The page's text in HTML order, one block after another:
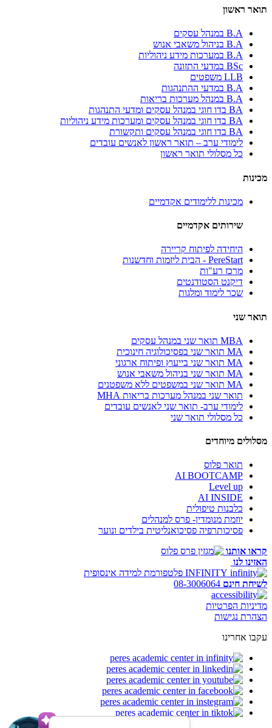
תואר ראשון
B.A במנהל עסקים
B.A בניהול משאבי אנוש
B.A במערכות מידע ניהוליות
BSc במדעי התזונה
LLB משפטים
B.A במדעי ההתנהגות
B.A במנהל מערכות בריאות
BA בדו חוגי במנהל עסקים ומדעי התנהגות
BA בדו חוגי במנהל עסקים ומערכות מידע ניהוליות
BA בדו חוגי במנהל עסקים ותקשורת
לימודי ערב – תואר ראשון לאנשים עובדים
כל מסלולי תואר ראשון
מכינות
מכינות ללימודים אקדמיים
שירותים אקדמיים
היחידה לפיתוח קריירה
PereStart - הבית ליזמות וחדשנות
מרכז רע"ות
דיקנט הסטודנטים
שכר לימוד ומלגות
תואר שני
MBA תואר שני במנהל עסקים
MA תואר שני בפסיכולוגיה חינוכית
MA תואר שני בייעוץ ופיתוח ארגוני
MA תואר שני בניהול משאבי אנוש
MA תואר שני במשפטים ללא משפטנים
תואר שני במנהל מערכות בריאות MHA
לימודי ערב- תואר שני לאנשים עובדים
כל מסלולי תואר שני
מסלולים מיוחדים
תואר פלוס
AI BOOTCAMP
Level up
AI INSIDE
כלבנות טיפולית
יוזמת מנומדין- פרס למנהלים
פסיכותרפיה פסיכואנליטית בילדים ונוער
קראו אותנו
האזינו לנו
INFINITY פלטפורמת למידה אינסופית
לשיחת חינם 08-3006064
מדיניות הפרטיות
הצהרת נגישות
עקבו אחרינו